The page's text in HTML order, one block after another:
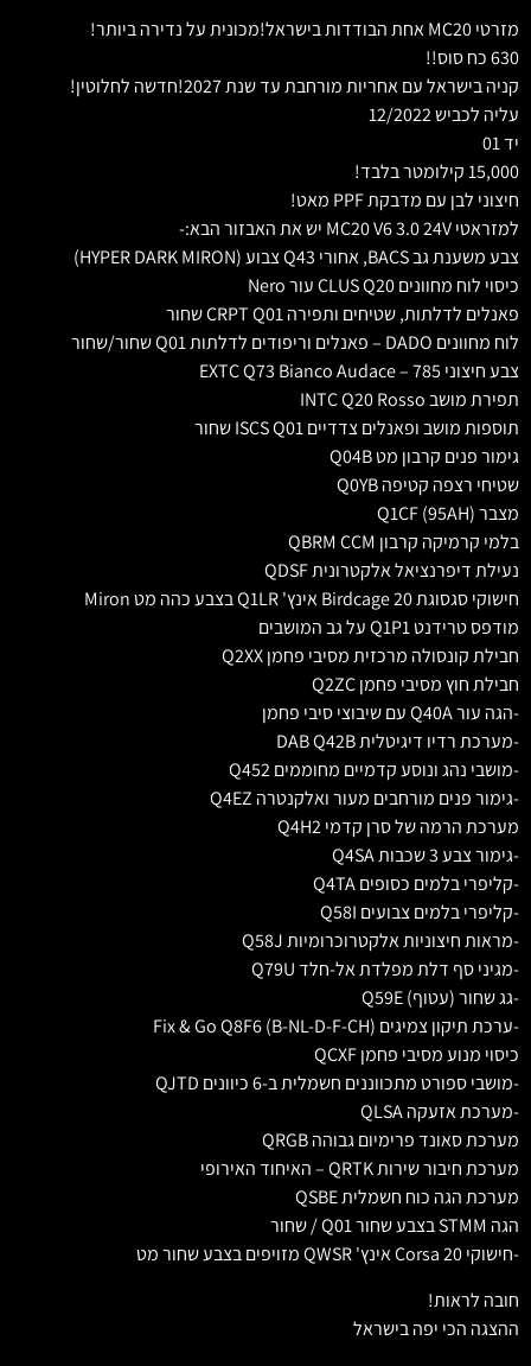
מזרטי MC20 אחת הבודדות בישראל!מכונית על נדירה ביותר!
630 כח סוס!!
קניה בישראל עם אחריות מורחבת עד שנת 2027!חדשה לחלוטין!
עליה לכביש 12/2022
יד 01
15,000 קילומטר בלבד!
חיצוני לבן עם מדבקת PPF מאט!
למזראטי MC20 V6 3.0 24V יש את האבזור הבא:-
צבע משענת גב BACS, אחורי Q43 צבוע (HYPER DARK MIRON)
כיסוי לוח מחוונים CLUS Q20 עור Nero
פאנלים לדלתות, שטיחים ותפירה CRPT Q01 שחור
לוח מחוונים DADO – פאנלים וריפודים לדלתות Q01 שחור/שחור
צבע חיצוני EXTC Q73 Bianco Audace – 785
תפירת מושב INTC Q20 Rosso
תוספות מושב ופאנלים צדדיים ISCS Q01 שחור
גימור פנים קרבון מט Q04B
שטיחי רצפה קטיפה Q0YB
מצבר Q1CF (95AH)
בלמי קרמיקה קרבון QBRM CCM
נעילת דיפרנציאל אלקטרונית QDSF
חישוקי סגסוגת Birdcage 20 אינץ' Q1LR בצבע כהה מט Miron
מודפס טרידנט Q1P1 על גב המושבים
חבילת קונסולה מרכזית מסיבי פחמן Q2XX
חבילת חוץ מסיבי פחמן Q2ZC
-הגה עור Q40A עם שיבוצי סיבי פחמן
-מערכת רדיו דיגיטלית DAB Q42B
-מושבי נהג ונוסע קדמיים מחוממים Q452
-גימור פנים מורחבים מעור ואלקנטרה Q4EZ
מערכת הרמה של סרן קדמי Q4H2
-גימור צבע 3 שכבות Q4SA
-קליפרי בלמים כסופים Q4TA
-קליפרי בלמים צבועים Q58I
-מראות חיצוניות אלקטרוכרומיות Q58J
-מגיני סף דלת מפלדת אל-חלד Q79U
-גג שחור (עטוף) Q59E
-ערכת תיקון צמיגים Fix & Go Q8F6 (B-NL-D-F-CH)
כיסוי מנוע מסיבי פחמן QCXF
-מושבי ספורט מתכווננים חשמלית ב-6 כיוונים QJTD
-מערכת אזעקה QLSA
מערכת סאונד פרימיום גבוהה QRGB
מערכת חיבור שירות QRTK – האיחוד האירופי
מערכת הגה כוח חשמלית QSBE
הגה STMM בצבע שחור Q01 / שחור
-חישוקי Corsa 20 אינץ' QWSR מזויפים בצבע שחור מט
חובה לראות!
ההצגה הכי יפה בישראל